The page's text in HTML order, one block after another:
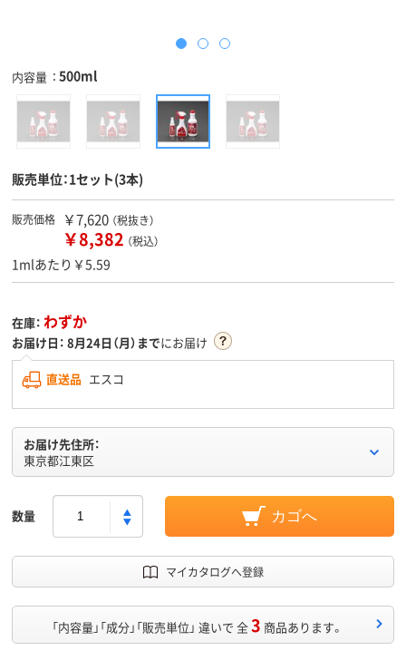
内容量 500ml
販売単位：1セット(3本)
販売価格 ￥7,620 （税抜き）
￥8,382 （税込）
1mlあたり￥5.59
在庫： わずか
お届け日： 8月24日（月）までにお届け
直送品 エスコ
お届け先住所：
東京都江東区
数量 カゴへ
マイカタログへ登録
「内容量」「成分」「販売単位」 違いで 全3 商品あります。